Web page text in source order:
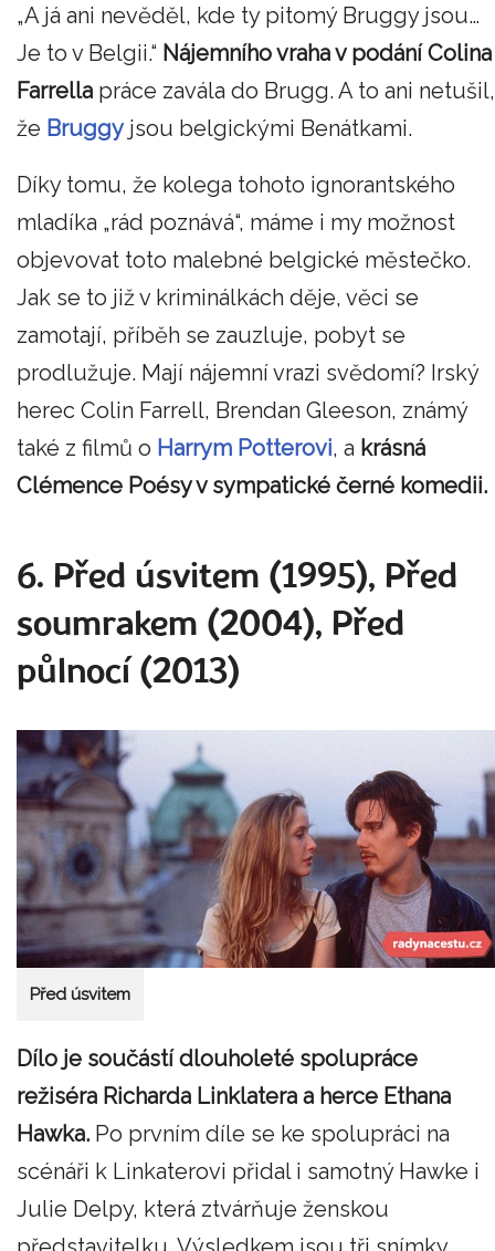
„A já ani nevěděl, kde ty pitomý Bruggy jsou…
Je to v Belgii.“ Nájemního vraha v podání Colina
Farrella práce zavála do Brugg. A to ani netušil,
že Bruggyjsou belgickými Benátkami.
Díky tomu, že kolega tohoto ignorantského
mladíka „rád poznává“, máme i my možnost
objevovat toto malebné belgické městečko.
Jak se to již v kriminálkách děje, věci se
zamotají, příběh se zauzluje, pobyt se
prodlužuje. Mají nájemní vrazi svědomí? Irský
herec Colin Farrell, Brendan Gleeson, známý
také z filmů o Harrym Potterovi, a krásná
Clémence Poésy v sympatické černé komedii.
6. Před úsvitem (1995), Před
soumrakem (2004), Před
půlnocí (2013)
Před úsvitem
Dílo je součástí dlouholeté spolupráce
režiséra Richarda Linklatera a herce Ethana
Hawka. Po prvním díle se ke spolupráci na
scénáři k Linkaterovi přidal i samotný Hawke i
Julie Delpy, která ztvárňuje ženskou